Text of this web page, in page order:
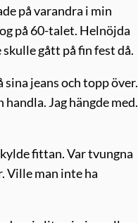
på varandra i min
på 60-talet. Helnöjda
gått på fin fest då.
jeans och topp över.
Jag hängde med.
fittan. Var tvungna
Ville man inte ha